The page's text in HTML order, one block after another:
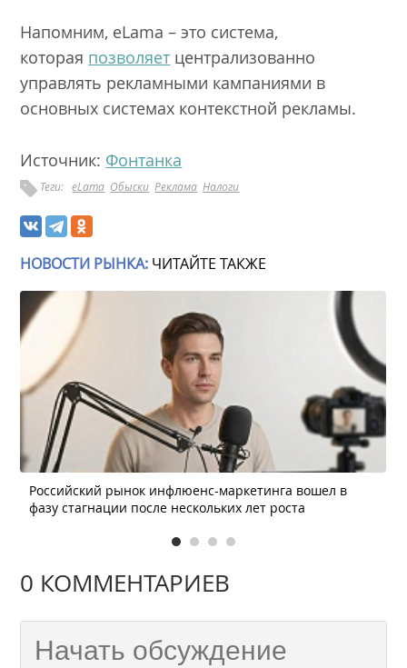
Напомним, eLama – это система,
которая позволяет централизованно
управлять рекламными кампаниями в
основных системах контекстной рекламы.
Источник: Фонтанка
Теги: eLama Обыски Реклама Налоги
НОВОСТИ РЫНКА: ЧИТАЙТЕ ТАКЖЕ
Российский рынок инфлюенс-маркетинга вошел в
фазу стагнации после нескольких лет роста
0 КОММЕНТАРИЕВ